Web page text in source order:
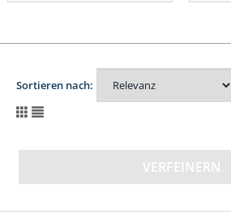
Sortieren nach:
VERFEINERN